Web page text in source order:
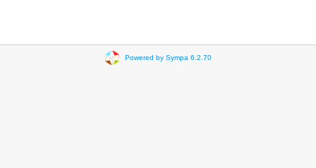
Powered by Sympa 6.2.70